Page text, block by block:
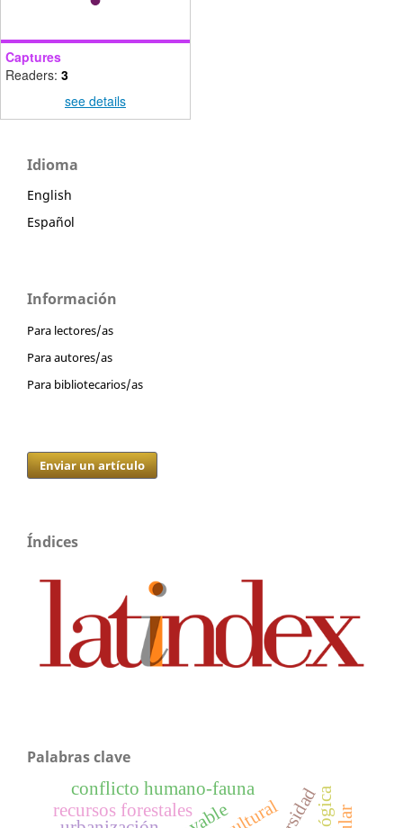
Captures
Readers: 3
see details
Idioma
English
Español
Información
Para lectores/as
Para autores/as
Para bibliotecarios/as
Enviar un artículo
Índices
Palabras clave
recursos forestales
conflicto humano-fauna